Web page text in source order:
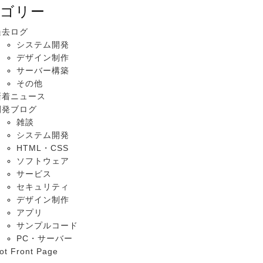
リー
去ログ
システム開発
デザイン制作
サーバー構築
その他
着ニュース
発ブログ
雑談
システム開発
HTML・CSS
ソフトウェア
サービス
セキュリティ
デザイン制作
アプリ
サンプルコード
PC・サーバー
Front Page